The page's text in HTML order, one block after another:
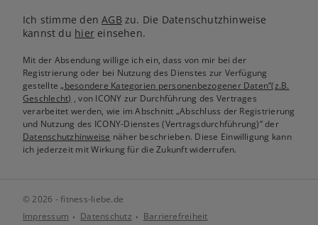
Ich stimme denAGB zu. Die Datenschutzhinweise
kannst du hiereinsehen.
Mit der Absendung willige ich ein, dass von mir bei der
Registrierung oder bei Nutzung des Dienstes zur Verfügung
gestellte„besondere Kategorien personenbezogener Daten“(z.B.
Geschlecht) , von ICONY zur Durchführung des Vertrages
verarbeitet werden, wie im Abschnitt „Abschluss der Registrierung
und Nutzung des ICONY-Dienstes (Vertragsdurchführung)“ der
Datenschutzhinweise näher beschrieben. Diese Einwilligung kann
ich jederzeit mit Wirkung für die Zukunft widerrufen.
© 2026 - fitness-liebe.de
Impressum
Datenschutz Barrierefreiheit